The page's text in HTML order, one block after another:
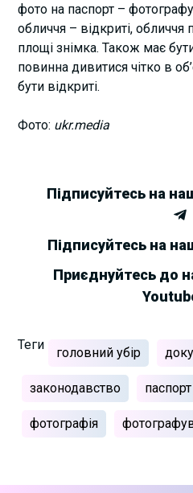
фото на паспорт –
обличчя – відкриті,
площі знімка. Також має
повинна дивитися чітко в
бути відкриті.
Фото: ukr.media
Підписуйтесь на
Підписуйтесь на
Приєднуйтесь до
Теги
головний убір
законодавство паспорт
фотографія